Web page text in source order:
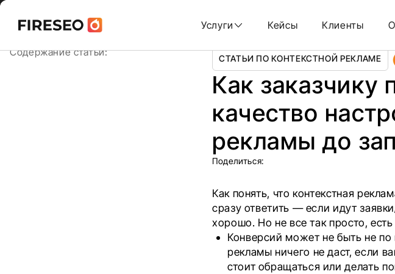
Skip
content
Услуги Кейсы Клиенты
Ссылки
хлебных
Ссылки
хлебных
Содержание статьи: СТАТЬИ ПО КОНТЕКСТНОЙ РЕКЛАМЕ
Как заказчику
качество
рекламы до
Поделиться:
Как понять, что контекстная
сразу ответить — если идут
хорошо. Но не все так просто,
Конверсий может не быть не
рекламы ничего не даст, если
стоит обращаться или делать